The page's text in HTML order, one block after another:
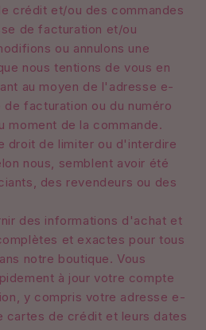
crédit et/ou des commandes
de facturation et/ou
ou annulons une
nous tentions de vous en
au moyen de l'adresse e-
facturation ou du numéro
moment de la commande.
droit de limiter ou d'interdire
nous, semblent avoir été
des revendeurs ou des
des informations d'achat et
et exactes pour tous
notre boutique. Vous
à jour votre compte
y compris votre adresse e-
cartes de crédit et leurs dates